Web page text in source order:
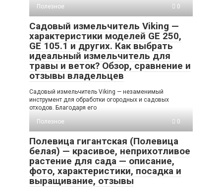
Полезное
0
Садовый измельчитель Viking —
характеристики моделей GE 250,
GE 105.1 и других. Как выбрать
идеальный измельчитель для
травы и веток? Обзор, сравнение и
отзывы владельцев
Садовый измельчитель Viking — незаменимый
инструмент для обработки огородных и садовых
отходов. Благодаря его
Полезное
0
Полевица гигантская (Полевица
белая) — красивое, неприхотливое
растение для сада — описание,
фото, характеристики, посадка и
выращивание, отзывы